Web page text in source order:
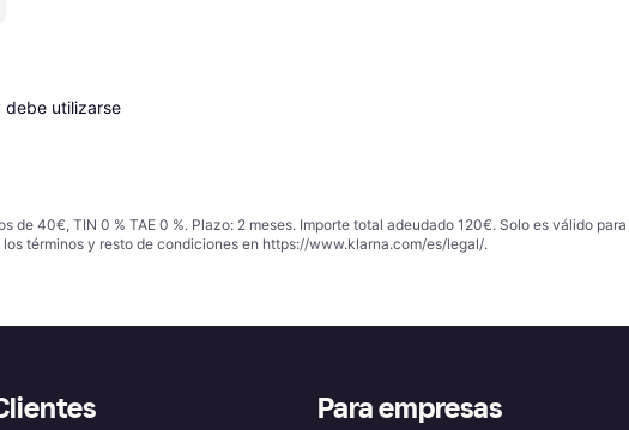
debe utilizarse
40€, TIN 0 % TAE 0 %. Plazo: 2 meses. Importe total adeudado 120€. Solo es válido
términos y resto de condiciones en https://www.klarna.com/es/legal/.
Para empresas